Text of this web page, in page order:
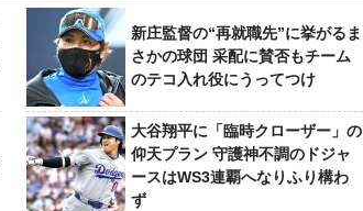
新庄監督の“再就職先”に挙がるま
さかの球団 采配に賛否もチーム
のテコ入れ役にうってつけ
大谷翔平に「臨時クローザー」の
仰天プラン 守護神不調のドジャ
ースはWS3連覇へなりふり構わ
ず